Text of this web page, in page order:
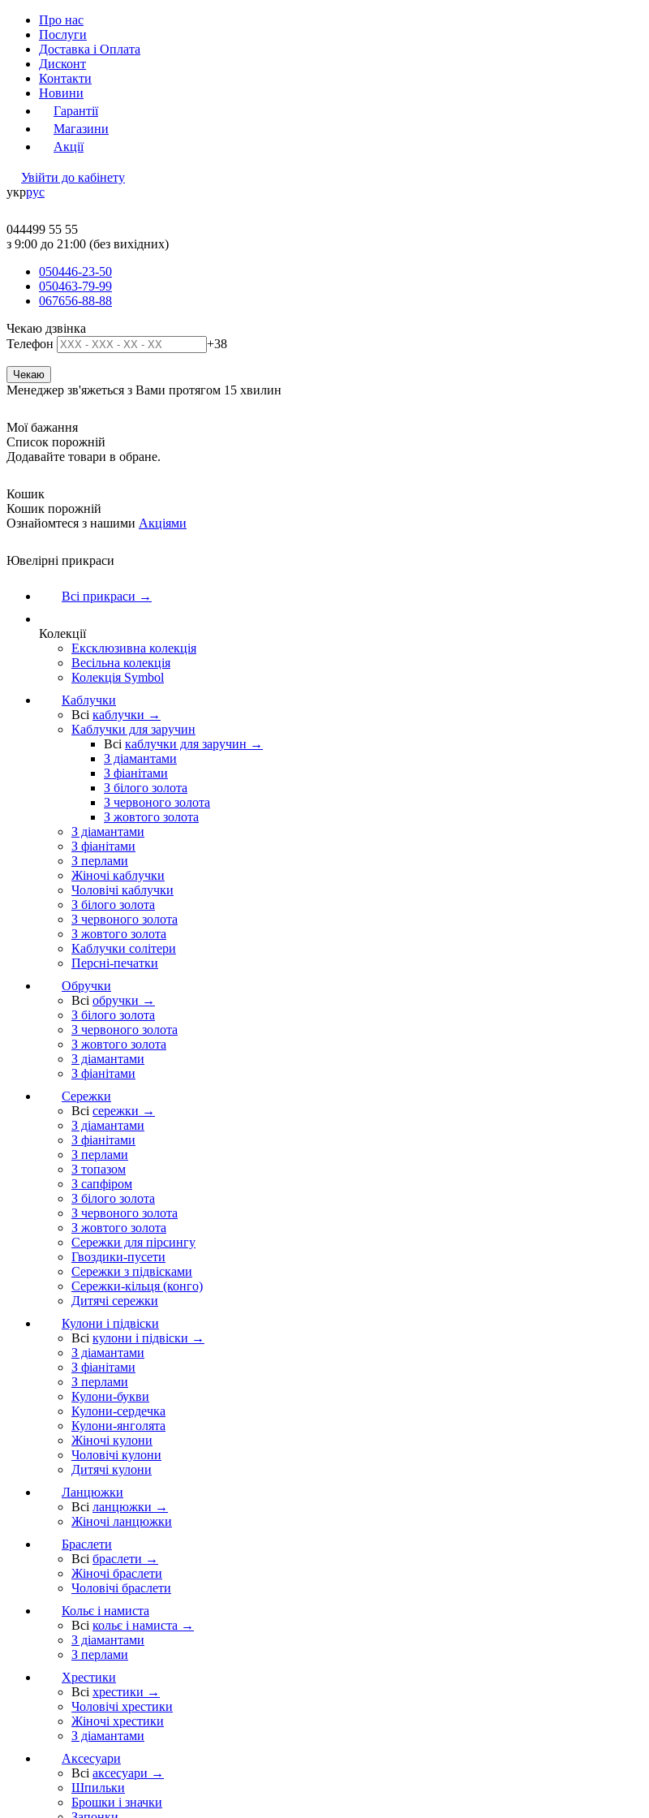
Про нас
Послуги
Доставка і Оплата
Дисконт
Контакти
Новини
Гарантії
Магазини
Акції
Увійти до кабінету
укррус
044499 55 55
з 9:00 до 21:00 (без вихідних)
050446-23-50
050463-79-99
067656-88-88
Чекаю дзвінка
Телефон
+38
Менеджер зв'яжеться з Вами протягом 15 хвилин
Мої бажання
Список порожній
Додавайте товари в обране.
Кошик
Кошик порожній
Ознайомтеся з нашими Акціями
Ювелірні прикраси
Всі прикраси →
Колекції
Ексклюзивна колекція
Весільна колекція
Колекція Symbol
Каблучки
Всі каблучки →
Каблучки для заручин
Всі каблучки для заручин →
З діамантами
З фіанітами
З білого золота
З червоного золота
З жовтого золота
З діамантами
З фіанітами
З перлами
Жіночі каблучки
Чоловічі каблучки
З білого золота
З червоного золота
З жовтого золота
Каблучки солітери
Персні-печатки
Обручки
Всі обручки →
З білого золота
З червоного золота
З жовтого золота
З діамантами
З фіанітами
Сережки
Всі сережки →
З діамантами
З фіанітами
З перлами
З топазом
З сапфіром
З білого золота
З червоного золота
З жовтого золота
Сережки для пірсингу
Гвоздики-пусети
Сережки з підвісками
Сережки-кільця (конго)
Дитячі сережки
Кулони і підвіски
Всі кулони і підвіски →
З діамантами
З фіанітами
З перлами
Кулони-букви
Кулони-сердечка
Кулони-янголята
Жіночі кулони
Чоловічі кулони
Дитячі кулони
Ланцюжки
Всі ланцюжки →
Жіночі ланцюжки
Браслети
Всі браслети →
Жіночі браслети
Чоловічі браслети
Кольє і намиста
Всі кольє і намиста →
З діамантами
З перлами
Хрестики
Всі хрестики →
Чоловічі хрестики
Жіночі хрестики
З діамантами
Аксесуари
Всі аксесуари →
Шпильки
Брошки і значки